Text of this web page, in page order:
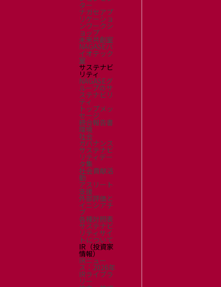
ター
ナガセアプ
リケーショ
ンワークシ
ョップ
未来共創室
NAGASEバ
イオテック
室
サステナビ
リティ
NAGASEグ
ループのサ
ステナビリ
ティ
トップメッ
セージ
統合報告書
環境
社会
ガバナンス
サステナビ
リティデー
タ集
社会貢献活
動
アスリート
支援
外部評価と
イニシアチ
ブ
各種対照表
サステナビ
リティサイ
トについて
IR（投資家
情報）
IRニュー
ス：2026年
IRライブラ
リー